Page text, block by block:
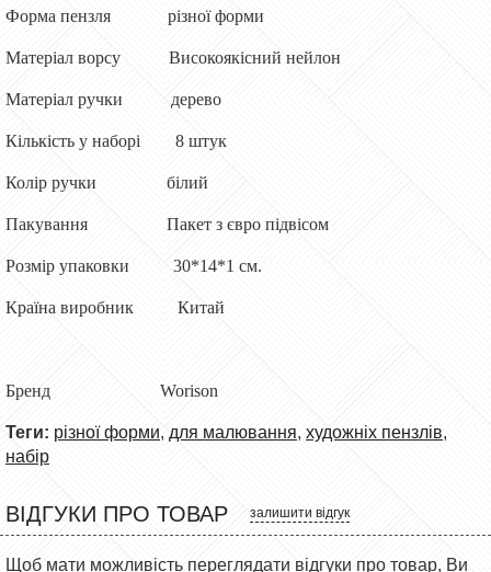
Форма пензля різної форми
Матеріал ворсу Високоякісний нейлон
Матеріал ручки дерево
Кількість у наборі 8 штук
Колір ручки білий
Пакування Пакет з євро підвісом
Розмір упаковки 30*14*1 см.
Країна виробник Китай
Бренд Worison
Теги: різної форми, для малювання, художніх пензлів,
набір
ВІДГУКИ ПРО ТОВАР залишити відгук
Щоб мати можливість переглядати відгуки про товар, Ви